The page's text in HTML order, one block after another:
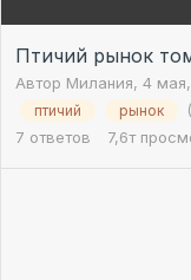
Птичий рынок
Автор Милания, 4
птичий рынок
7 ответов 7,6т